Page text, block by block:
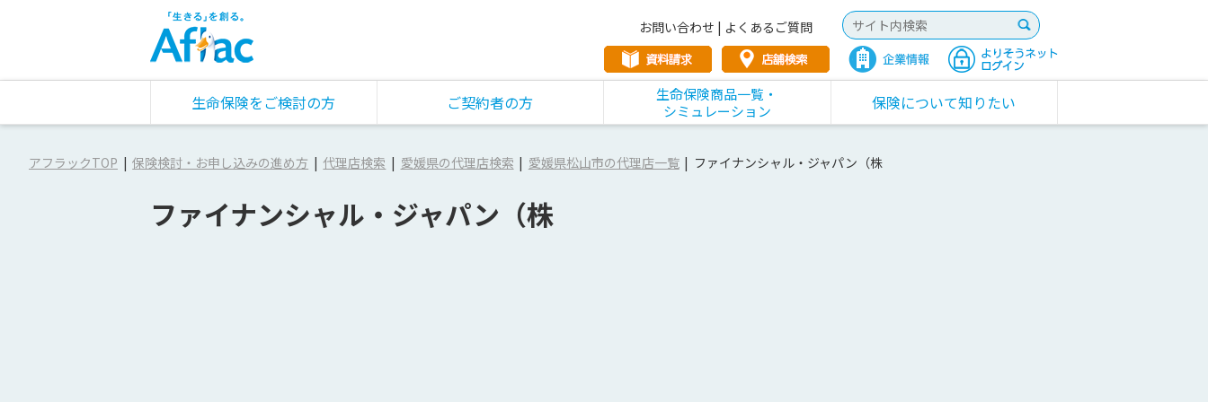
お問い合わせ | よくあるご質問
生命保険をご検討の方 ご契約者の方
生命保険商品一覧・
シミュレーション
保険について知りたい
アフラックTOP 保険検討・お申し込みの進め方 代理店検索 愛媛県の代理店検索 愛媛県松山市の代理店一覧 ファイナンシャル・ジャパン（株
ファイナンシャル・ジャパン（株